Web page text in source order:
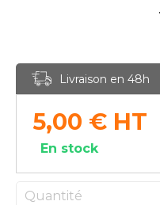
Livraison en 48h
5,00 € HT
En stock
Quantité